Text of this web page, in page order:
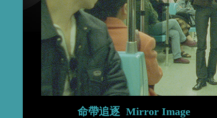
命帶追逐 Mirror Image